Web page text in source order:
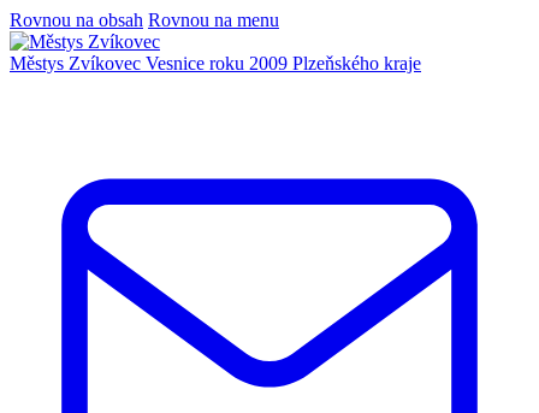
Rovnou na obsah Rovnou na menu
Městys Zvíkovec Vesnice roku 2009 Plzeňského kraje